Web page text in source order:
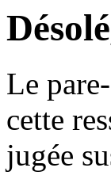
Le
cette
jugée